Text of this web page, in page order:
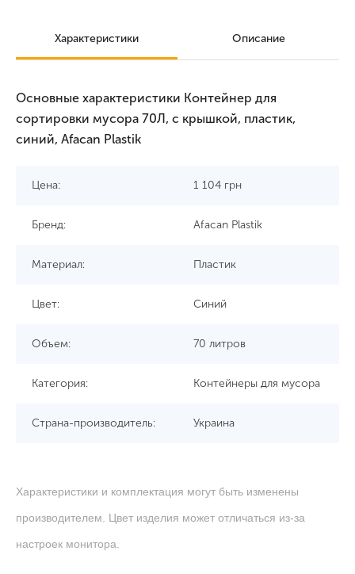
Характеристики Описание
Основные характеристики Контейнер для
сортировки мусора 70Л, с крышкой, пластик,
синий, Afacan Plastik
Цена: 1 104 грн
Бренд: Afacan Plastik
Материал: Пластик
Цвет: Синий
Объем: 70 литров
Категория: Контейнеры для мусора
Страна-производитель: Украина
Характеристики и комплектация могут быть изменены
производителем. Цвет изделия может отличаться из-за
настроек монитора.